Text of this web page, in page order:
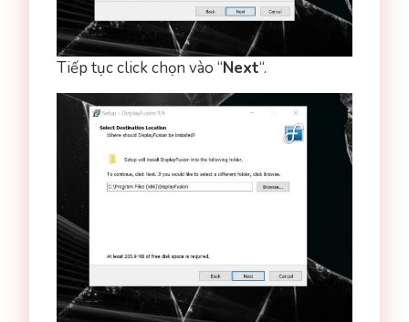
Tiếp tục click chọn vào “Next“.